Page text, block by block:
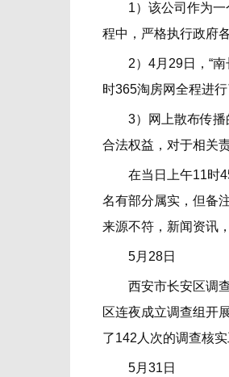
1）该公司作为一个
程中，严格执行政府
2）4月29日，“南
时365淘房网全程进
3）网上散布传播的
合法权益，对于相关
在当日上午11时45
名有部分属实，但备
来源不符，新闻资讯
5月28日
西安市长安区调查
区连夜成立调查组开
了142人次的调查核实
5月31日